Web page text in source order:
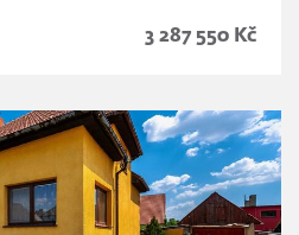
3 287 550 Kč